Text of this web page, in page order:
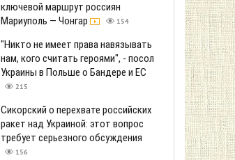
ключевой маршрут россиян
Мариуполь — Чонгар
154
"Никто не имеет права навязывать
нам, кого считать героями", - посол
Украины в Польше о Бандере и ЕС
215
Сикорский о перехвате российских
ракет над Украиной: этот вопрос
требует серьезного обсуждения
156